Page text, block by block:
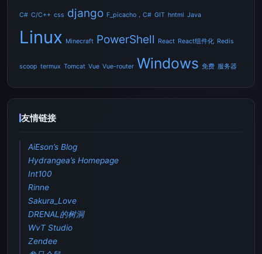
C# C/C++ css django F_picacho，C# GIT hntml Java
Linux Minecraft PowerShell React React组件化 Redis
scoop termux Tomcat Vue Vue-router Windows 免费 服务器
友情链接
AiEson’s Blog
Hydrangea’s Homepage
Int100
Rinne
Sakura_Love
DRENAL的树洞
WvT Studio
Zendee